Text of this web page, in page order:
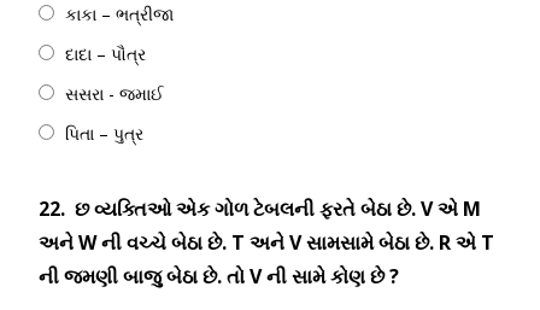
કાકા – ભત્રીજા
દાદા – પૌત્ર
સસરા - જમાઈ
પિતા – પુત્ર
22. છ વ્યક્તિઓ એક ગોળ ટેબલની ફરતે બેઠા છે. V એ M
અને W ની વચ્ચે બેઠા છે. T અને V સામસામે બેઠા છે. R એ T
ની જમણી બાજુ બેઠા છે. તો V ની સામે કોણ છે ?